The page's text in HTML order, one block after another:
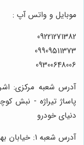
موبایل و واتس آپ :
09221271382
09909511373
09300648006
آدرس شعبه مرکزی:
دنیای خودرو
آدرس شعبه